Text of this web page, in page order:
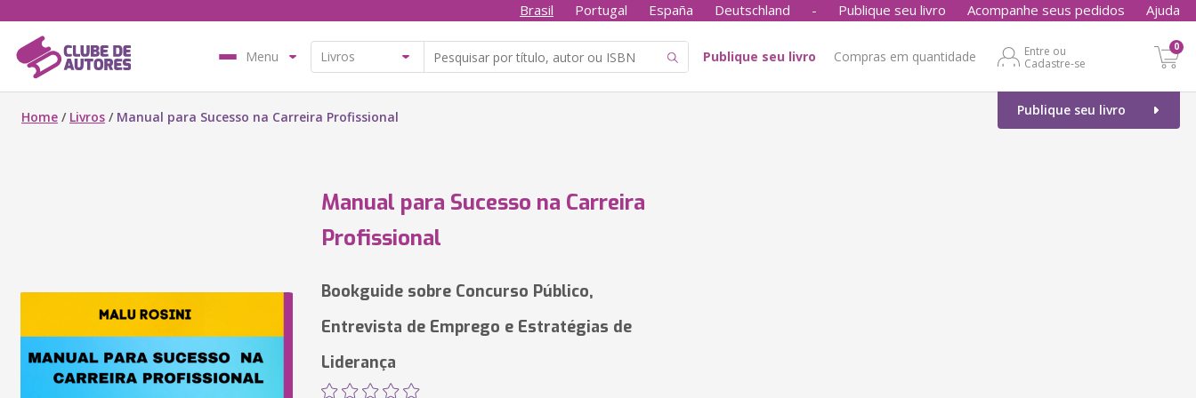
Brasil Portugal España Deutschland - Publique seu livro Acompanhe seus pedidos Ajuda
Menu Publique seu livro Compras em quantidade
Entre ou
Cadastre-se
0
Publique seu livro
Home / Livros / Manual para Sucesso na Carreira Profissional
Manual para Sucesso na Carreira
Profissional
Bookguide sobre Concurso Público,
Entrevista de Emprego e Estratégias de
Liderança